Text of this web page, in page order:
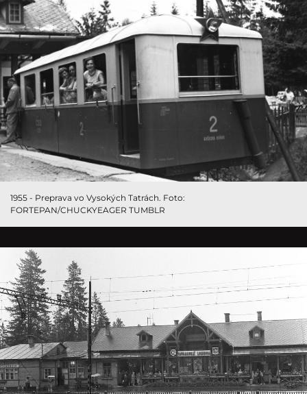
1955 - Preprava vo Vysokých Tatrách. Foto:
FORTEPAN/CHUCKYEAGER TUMBLR